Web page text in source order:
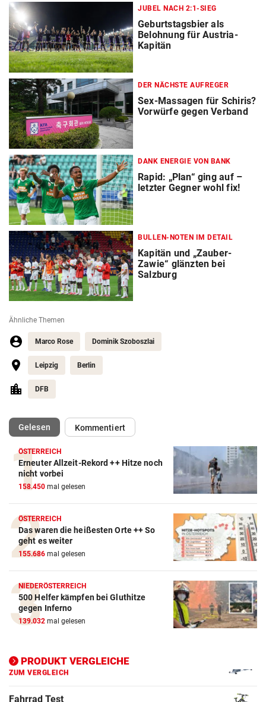
JUBEL NACH 2:1-SIEG
Geburtstagsbier als
Belohnung für Austria-
Kapitän
DER NÄCHSTE AUFREGER
Sex-Massagen für Schiris?
Vorwürfe gegen Verband
DANK ENERGIE VON BANK
Rapid: „Plan“ ging auf –
letzter Gegner wohl fix!
BULLEN-NOTEN IM DETAIL
Kapitän und „Zauber-
Zawie“ glänzten bei
Salzburg
Ähnliche Themen
Marco Rose Dominik Szoboszlai
Leipzig Berlin
DFB
Gelesen(ausgewählt)Kommentiert
ÖSTERREICH
Erneuter Allzeit-Rekord ++ Hitze noch
nicht vorbei
158.450 mal gelesen
ÖSTERREICH
Das waren die heißesten Orte ++ So
geht es weiter
155.686 mal gelesen
NIEDERÖSTERREICH
500 Helfer kämpfen bei Gluthitze
gegen Inferno
139.032 mal gelesen
PRODUKT VERGLEICHE
Action-Cam Vergleich
ZUM VERGLEICH
Crosstrainer Vergleich
ZUM VERGLEICH
E-Bike Vergleich
ZUM VERGLEICH
Elektro-Scooter Vergleich
ZUM VERGLEICH
ZUM VERGLEICH
ZUM VERGLEICH